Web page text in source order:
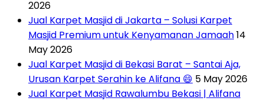
2026
Jual Karpet Masjid di Jakarta – Solusi Karpet
Masjid Premium untuk Kenyamanan Jamaah14
May 2026
Jual Karpet Masjid di Bekasi Barat – Santai Aja,
Urusan Karpet Serahin ke Alifana 😄 5 May 2026
Jual Karpet Masjid Rawalumbu Bekasi | Alifana